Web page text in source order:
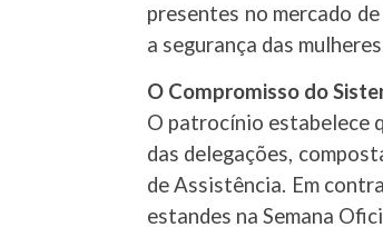
presentes no mercado
a segurança das
O Compromisso do
O patrocínio estabelece
das delegações,
de Assistência. Em
estandes na Semana